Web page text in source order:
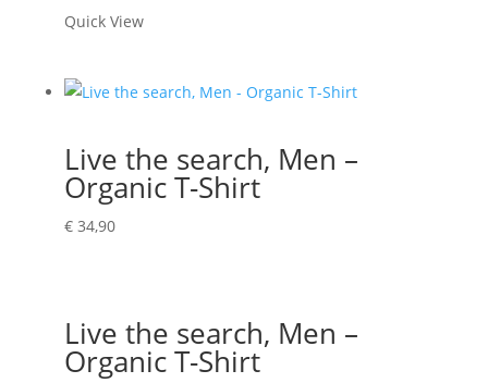
Shirt
Quick View
Live the search, Men –
Organic T-Shirt
€34,90
Live the search, Men –
Organic T-Shirt